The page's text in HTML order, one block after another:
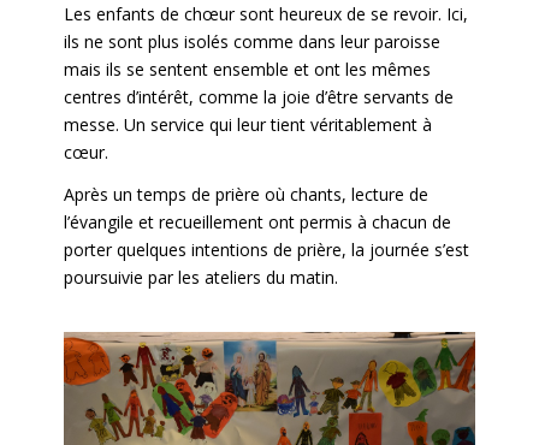
Les enfants de chœur sont heureux de se revoir. Ici,
ils ne sont plus isolés comme dans leur paroisse
mais ils se sentent ensemble et ont les mêmes
centres d’intérêt, comme la joie d’être servants de
messe. Un service qui leur tient véritablement à
cœur.
Après un temps de prière où chants, lecture de
l’évangile et recueillement ont permis à chacun de
porter quelques intentions de prière, la journée s’est
poursuivie par les ateliers du matin.